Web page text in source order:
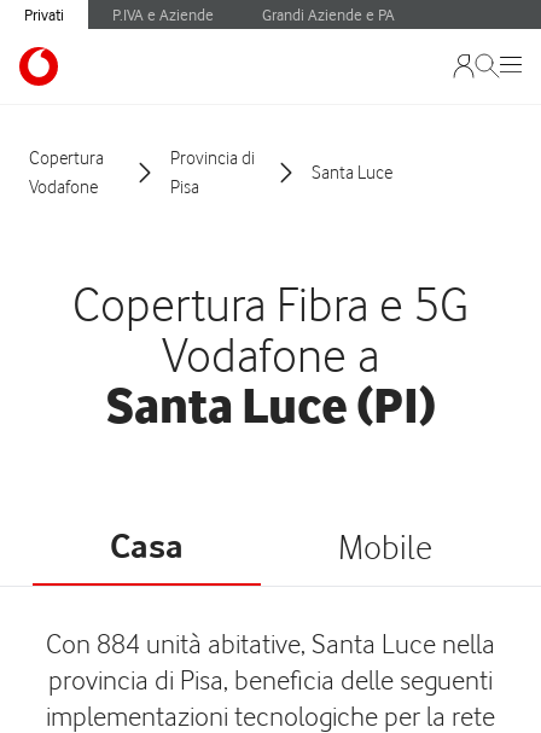
Privati P.IVA e Aziende Grandi Aziende e PA
Copertura
Vodafone
Provincia di
Pisa
Santa Luce
Copertura Fibra e 5G
Vodafone a
Santa Luce (PI)
Casa Mobile
Con 884 unità abitative, Santa Luce nella
provincia di Pisa, beneficia delle seguenti
implementazioni tecnologiche per la rete